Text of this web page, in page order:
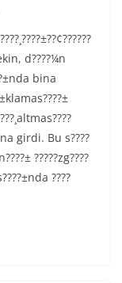
d????¼n
bina
girdi. Bu s????
?????zg????
????